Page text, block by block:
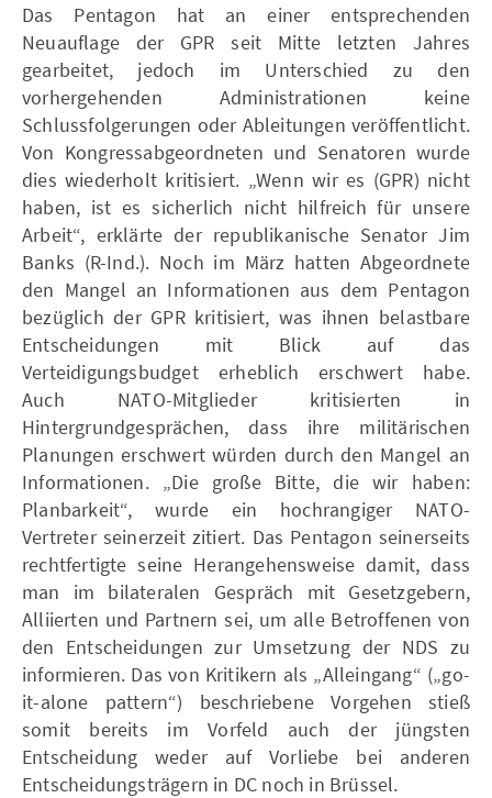
Das Pentagon hat an einer entsprechenden
Neuauflage der GPR seit Mitte letzten Jahres
gearbeitet, jedoch im Unterschied zu den
vorhergehenden Administrationen keine
Schlussfolgerungen oder Ableitungen veröffentlicht.
Von Kongressabgeordneten und Senatoren wurde
dies wiederholt kritisiert. „Wenn wir es (GPR) nicht
haben, ist es sicherlich nicht hilfreich für unsere
Arbeit“, erklärte der republikanische Senator Jim
Banks (R-Ind.). Noch im März hatten Abgeordnete
den Mangel an Informationen aus dem Pentagon
bezüglich der GPR kritisiert, was ihnen belastbare
Entscheidungen mit Blick auf das
Verteidigungsbudget erheblich erschwert habe.
Auch NATO-Mitglieder kritisierten in
Hintergrundgesprächen, dass ihre militärischen
Planungen erschwert würden durch den Mangel an
Informationen. „Die große Bitte, die wir haben:
Planbarkeit“, wurde ein hochrangiger NATO-
Vertreter seinerzeit zitiert. Das Pentagon seinerseits
rechtfertigte seine Herangehensweise damit, dass
man im bilateralen Gespräch mit Gesetzgebern,
Alliierten und Partnern sei, um alle Betroffenen von
den Entscheidungen zur Umsetzung der NDS zu
informieren. Das von Kritikern als „Alleingang“ („go-
it-alone pattern“) beschriebene Vorgehen stieß
somit bereits im Vorfeld auch der jüngsten
Entscheidung weder auf Vorliebe bei anderen
Entscheidungsträgern in DC noch in Brüssel.